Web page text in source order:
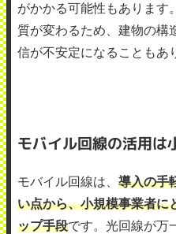
がかかる可能性もあります
質が変わるため、建物の構
信が不安定になることもあ
モバイル回線の活用は
モバイル回線は、 導入の手
い点から、小規模事業者に
ップ手段です。光回線が万